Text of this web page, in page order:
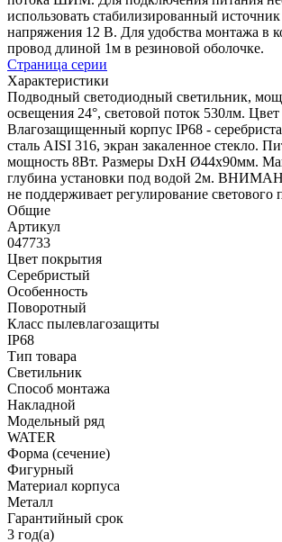
использовать стабилизированный
напряжения 12 В. Для удобства монтажа в
провод длиной 1м в резиновой оболочке.
Страница серии
Характеристики
Подводный светодиодный светильник,
освещения 24°, световой поток 530лм.
Влагозащищенный корпус IP68 -
сталь AISI 316, экран закаленное стекло.
мощность 8Вт. Размеры DxH Ø44х90мм.
глубина установки под водой 2м.
не поддерживает регулирование
Общие
Артикул
047733
Цвет покрытия
Серебристый
Особенность
Поворотный
Класс пылевлагозащиты
IP68
Тип товара
Светильник
Способ монтажа
Накладной
Модельный ряд
WATER
Форма (сечение)
Фигурный
Материал корпуса
Металл
Гарантийный срок
3 год(а)